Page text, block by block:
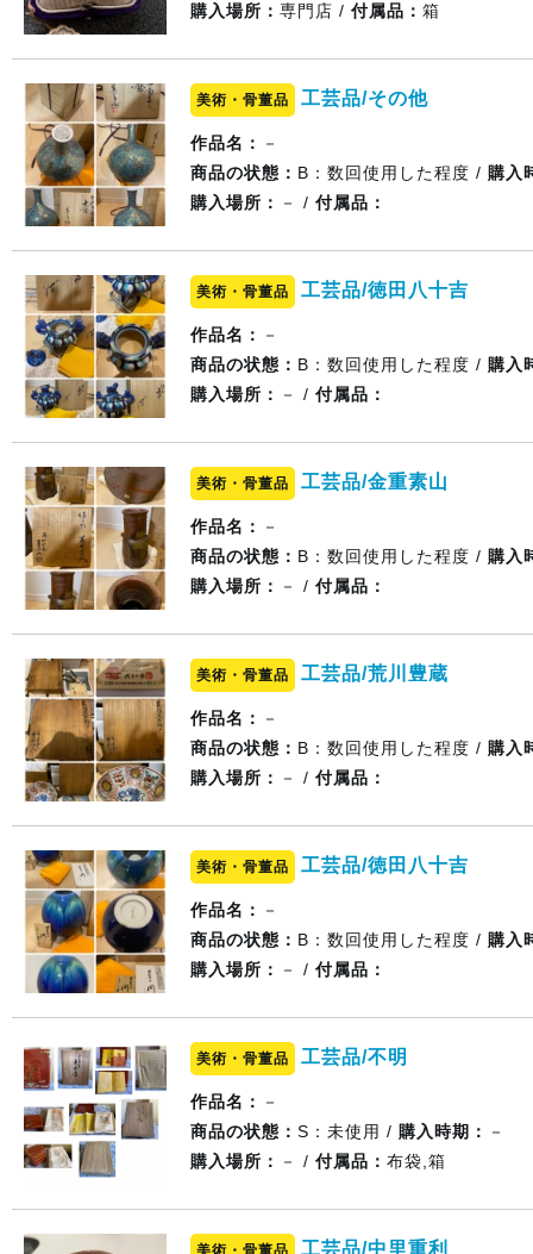
購入場所： 専門店 / 付属品： 箱
美術・骨董品 工芸品/その他
作品名：
－
商品の状態： B：数回使用した程度 / 購入
購入場所：
－ / 付属品：
美術・骨董品 工芸品/徳田八十吉
作品名：
－
商品の状態： B：数回使用した程度 / 購入
購入場所：
－ / 付属品：
美術・骨董品 工芸品/金重素山
作品名：
－
商品の状態： B：数回使用した程度 / 購入
購入場所：
－ / 付属品：
美術・骨董品 工芸品/荒川豊蔵
作品名：
－
商品の状態： B：数回使用した程度 / 購入
購入場所：
－ / 付属品：
美術・骨董品 工芸品/徳田八十吉
作品名：
－
商品の状態： B：数回使用した程度 / 購入
購入場所：
－ / 付属品：
美術・骨董品 工芸品/不明
作品名：
－
商品の状態： S：未使用 / 購入時期：
－
購入場所：
－ / 付属品： 布袋,箱
美術・骨董品 工芸品/中里重利